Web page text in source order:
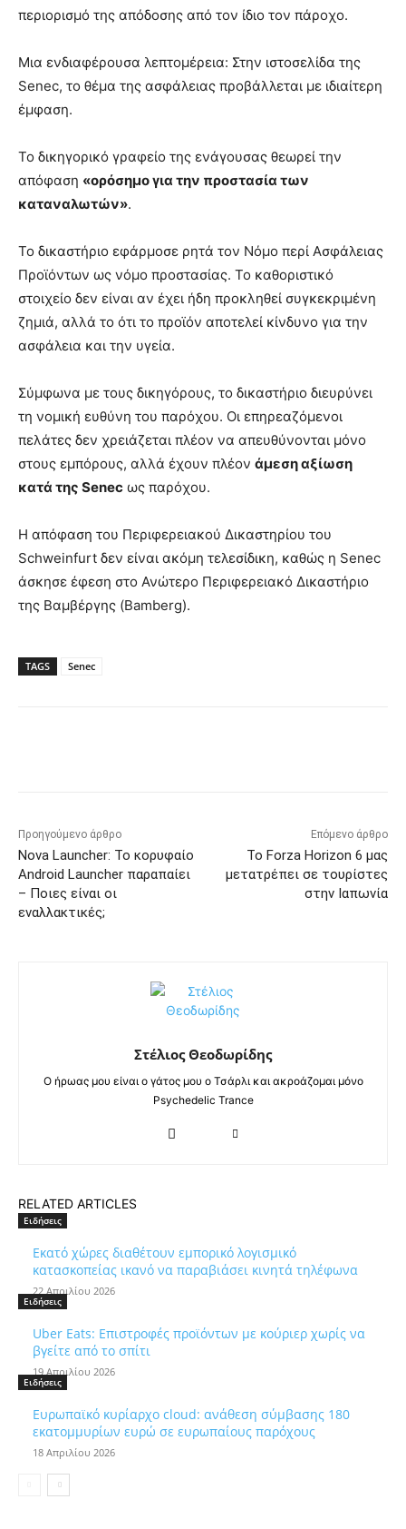
περιορισμό της απόδοσης από τον ίδιο τον πάροχο.
Μια ενδιαφέρουσα λεπτομέρεια: Στην ιστοσελίδα της
Senec, το θέμα της ασφάλειας προβάλλεται με ιδιαίτερη
έμφαση.
Το δικηγορικό γραφείο της ενάγουσας θεωρεί την
απόφαση «ορόσημο για την προστασία των
καταναλωτών».
Το δικαστήριο εφάρμοσε ρητά τον Νόμο περί Ασφάλειας
Προϊόντων ως νόμο προστασίας. Το καθοριστικό
στοιχείο δεν είναι αν έχει ήδη προκληθεί συγκεκριμένη
ζημιά, αλλά το ότι το προϊόν αποτελεί κίνδυνο για την
ασφάλεια και την υγεία.
Σύμφωνα με τους δικηγόρους, το δικαστήριο διευρύνει
τη νομική ευθύνη του παρόχου. Οι επηρεαζόμενοι
πελάτες δεν χρειάζεται πλέον να απευθύνονται μόνο
στους εμπόρους, αλλά έχουν πλέον άμεση αξίωση
κατά της Senec ως παρόχου.
Η απόφαση του Περιφερειακού Δικαστηρίου του
Schweinfurt δεν είναι ακόμη τελεσίδικη, καθώς η Senec
άσκησε έφεση στο Ανώτερο Περιφερειακό Δικαστήριο
της Βαμβέργης (Bamberg).
TAGS Senec
Προηγούμενο άρθρο
Nova Launcher: Το κορυφαίο
Android Launcher παραπαίει
– Ποιες είναι οι
εναλλακτικές;
Επόμενο άρθρο
Το Forza Horizon 6 μας
μετατρέπει σε τουρίστες
στην Ιαπωνία
Στέλιος Θεοδωρίδης
Ο ήρωας μου είναι ο γάτος μου ο Τσάρλι και ακροάζομαι μόνο
Psychedelic Trance
RELATED ARTICLES
Ειδήσεις
Εκατό χώρες διαθέτουν εμπορικό λογισμικό
κατασκοπείας ικανό να παραβιάσει κινητά τηλέφωνα
22 Απριλίου 2026
Ειδήσεις
Uber Eats: Επιστροφές προϊόντων με κούριερ χωρίς να
βγείτε από το σπίτι
19 Απριλίου 2026
Ειδήσεις
Ευρωπαϊκό κυρίαρχο cloud: ανάθεση σύμβασης 180
εκατομμυρίων ευρώ σε ευρωπαίους παρόχους
18 Απριλίου 2026